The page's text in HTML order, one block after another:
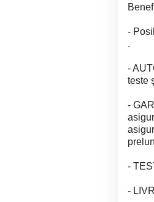
-
.
-
teste
-
-
-